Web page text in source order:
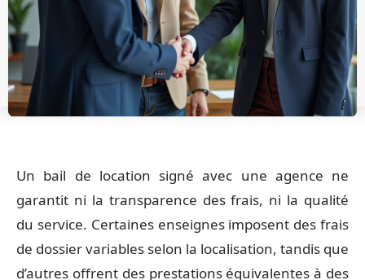
Un bail de location signé avec une agence ne
garantit ni la transparence des frais, ni la qualité
du service. Certaines enseignes imposent des frais
de dossier variables selon la localisation, tandis que
d’autres offrent des prestations équivalentes à des